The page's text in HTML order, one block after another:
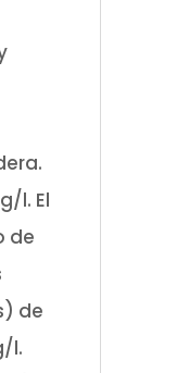
l. El
de
de
l.